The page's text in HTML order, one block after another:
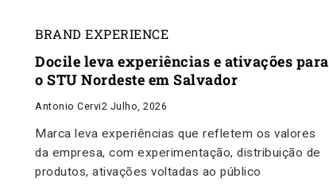
BRAND EXPERIENCE
Docile leva experiências e ativações para
o STU Nordeste em Salvador
Antonio Cervi2 Julho, 2026
Marca leva experiências que refletem os valores
da empresa, com experimentação, distribuição de
produtos, ativações voltadas ao público